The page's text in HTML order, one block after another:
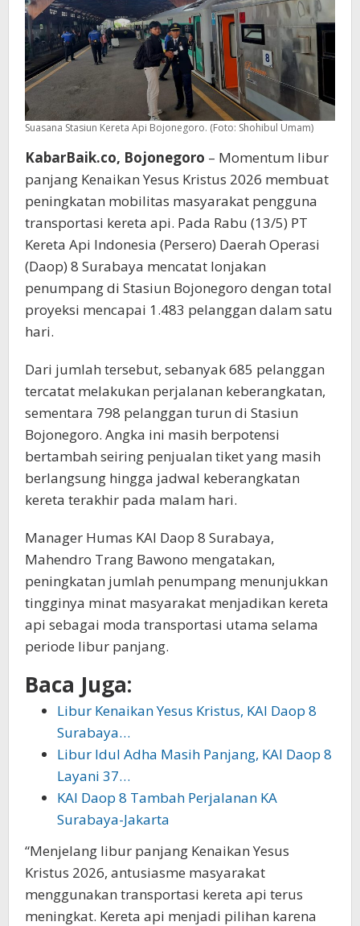
Suasana Stasiun Kereta Api Bojonegoro. (Foto: Shohibul Umam)
KabarBaik.co, Bojonegoro – Momentum libur
panjang Kenaikan Yesus Kristus 2026 membuat
peningkatan mobilitas masyarakat pengguna
transportasi kereta api. Pada Rabu (13/5) PT
Kereta Api Indonesia (Persero) Daerah Operasi
(Daop) 8 Surabaya mencatat lonjakan
penumpang di Stasiun Bojonegoro dengan total
proyeksi mencapai 1.483 pelanggan dalam satu
hari.
Dari jumlah tersebut, sebanyak 685 pelanggan
tercatat melakukan perjalanan keberangkatan,
sementara 798 pelanggan turun di Stasiun
Bojonegoro. Angka ini masih berpotensi
bertambah seiring penjualan tiket yang masih
berlangsung hingga jadwal keberangkatan
kereta terakhir pada malam hari.
Manager Humas KAI Daop 8 Surabaya,
Mahendro Trang Bawono mengatakan,
peningkatan jumlah penumpang menunjukkan
tingginya minat masyarakat menjadikan kereta
api sebagai moda transportasi utama selama
periode libur panjang.
Baca Juga:
Libur Kenaikan Yesus Kristus, KAI Daop 8
Surabaya…
Libur Idul Adha Masih Panjang, KAI Daop 8
Layani 37…
KAI Daop 8 Tambah Perjalanan KA
Surabaya-Jakarta
“Menjelang libur panjang Kenaikan Yesus
Kristus 2026, antusiasme masyarakat
menggunakan transportasi kereta api terus
meningkat. Kereta api menjadi pilihan karena